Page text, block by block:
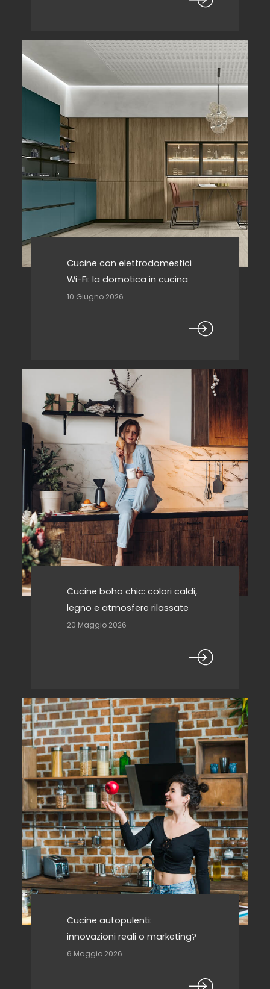
Cucine con elettrodomestici
Wi-Fi: la domotica in cucina
10 Giugno 2026
Cucine boho chic: colori caldi,
legno e atmosfere rilassate
20 Maggio 2026
Cucine autopulenti:
innovazioni reali o marketing?
6 Maggio 2026